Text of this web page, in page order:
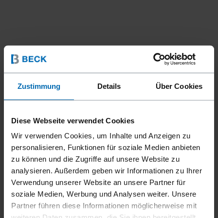
Zustimmung Details Über Cookies
Diese Webseite verwendet Cookies
Wir verwenden Cookies, um Inhalte und Anzeigen zu
personalisieren, Funktionen für soziale Medien anbieten
zu können und die Zugriffe auf unsere Website zu
analysieren. Außerdem geben wir Informationen zu Ihrer
Verwendung unserer Website an unsere Partner für
soziale Medien, Werbung und Analysen weiter. Unsere
Partner führen diese Informationen möglicherweise mit